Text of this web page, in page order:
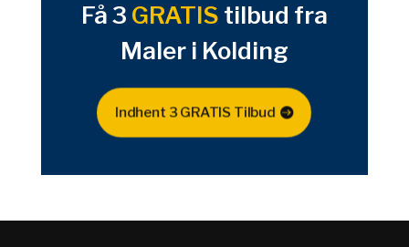
Få 3 GRATIS tilbud fra
Maler i Kolding
Indhent 3 GRATIS Tilbud